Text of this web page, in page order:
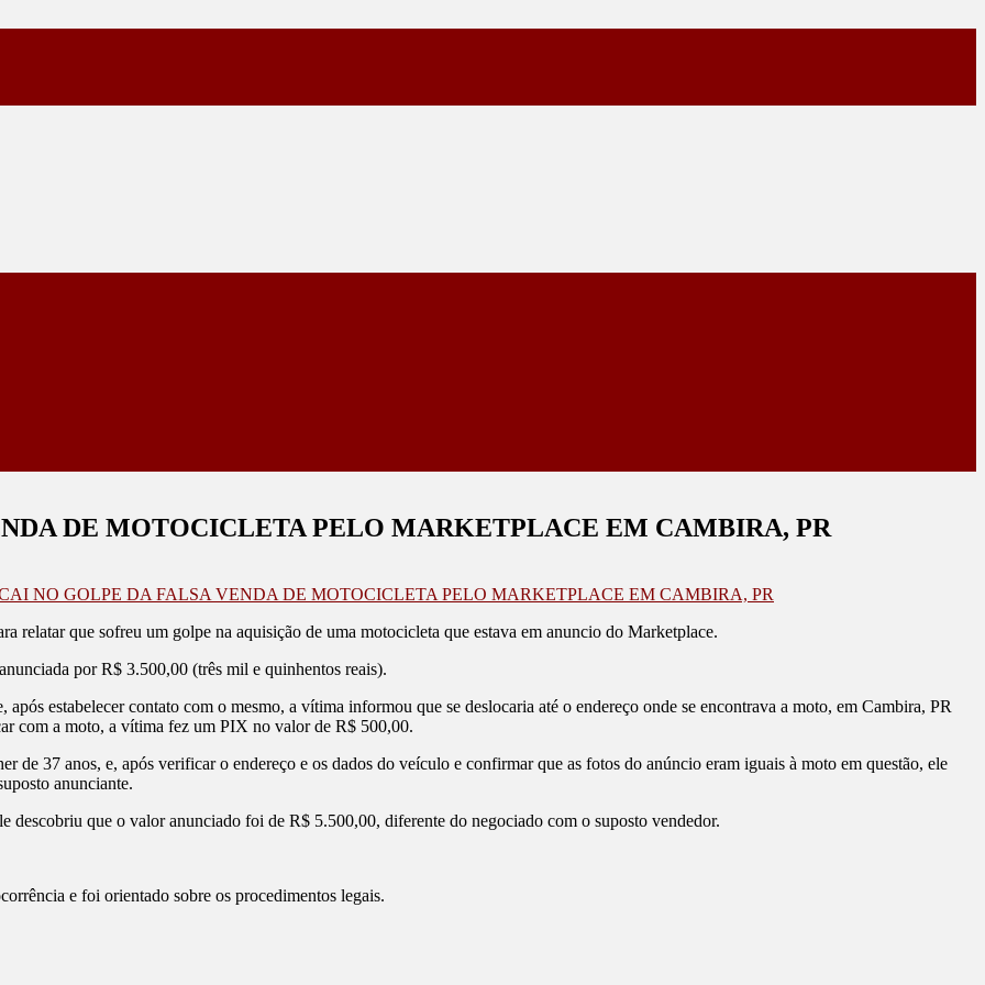
DE MOTOCICLETA PELO MARKETPLACE EM CAMBIRA, PR
NO GOLPE DA FALSA VENDA DE MOTOCICLETA PELO MARKETPLACE EM CAMBIRA, PR
relatar que sofreu um golpe na aquisição de uma motocicleta que estava em anuncio do Marketplace.
por R$ 3.500,00 (três mil e quinhentos reais).
estabelecer contato com o mesmo, a vítima informou que se deslocaria até o endereço onde se encontrava a moto, em Cambira, PR
com a moto, a vítima fez um PIX no valor de R$ 500,00.
de 37 anos, e, após verificar o endereço e os dados do veículo e confirmar que as fotos do anúncio eram iguais à moto em questão, ele
anunciante.
descobriu que o valor anunciado foi de R$ 5.500,00, diferente do negociado com o suposto vendedor.
e foi orientado sobre os procedimentos legais.